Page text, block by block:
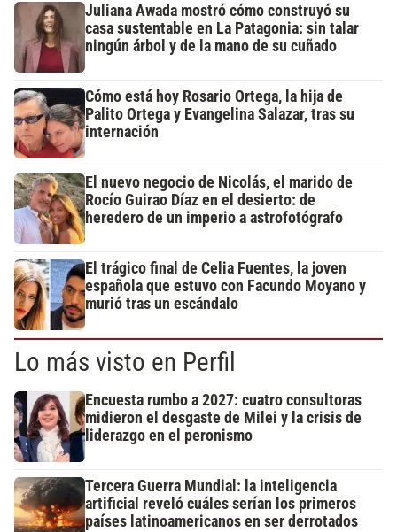
Juliana Awada mostró cómo construyó su
casa sustentable en La Patagonia: sin talar
ningún árbol y de la mano de su cuñado
Cómo está hoy Rosario Ortega, la hija de
Palito Ortega y Evangelina Salazar, tras su
internación
El nuevo negocio de Nicolás, el marido de
Rocío Guirao Díaz en el desierto: de
heredero de un imperio a astrofotógrafo
El trágico final de Celia Fuentes, la joven
española que estuvo con Facundo Moyano y
murió tras un escándalo
Lo más visto en Perfil
Encuesta rumbo a 2027: cuatro consultoras
midieron el desgaste de Milei y la crisis de
liderazgo en el peronismo
Tercera Guerra Mundial: la inteligencia
artificial reveló cuáles serían los primeros
países latinoamericanos en ser derrotados